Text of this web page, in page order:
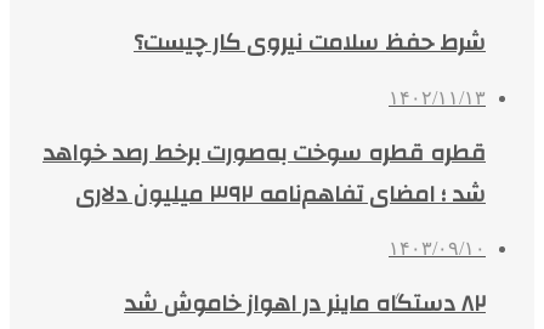
شرط حفظ سلامت نیروی کار چیست؟
۱۴۰۲/۱۱/۱۳
قطره قطره سوخت به‌صورت برخط رصد خواهد
شد ؛ امضای تفاهم‌نامه ۳۹۲ میلیون دلاری
۱۴۰۳/۰۹/۱۰
۸۲ دستگاه ماینر در اهواز خاموش شد